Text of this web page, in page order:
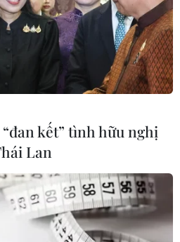
hợp tác khoa học
nhiệt nhưng tiếp tục chịu sức
kết” tình hữu nghị
Lan